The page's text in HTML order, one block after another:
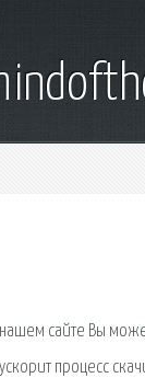
сайте Вы
процесс